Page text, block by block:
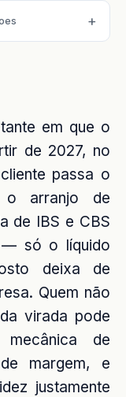
em que o
de 2027, no
passa o
arranjo de
de IBS e CBS
só o líquido
deixa de
Quem não
virada pode
mecânica de
margem, e
justamente